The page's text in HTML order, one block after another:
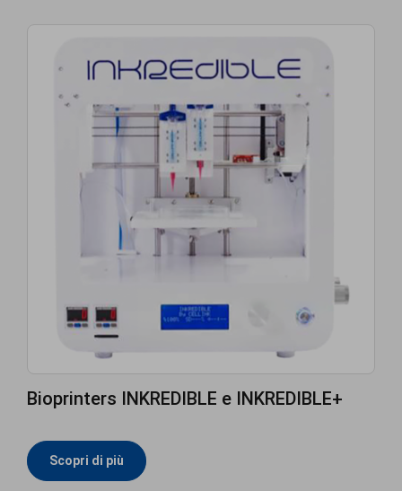
Bioprinters INKREDIBLE e INKREDIBLE+
Scopri di più